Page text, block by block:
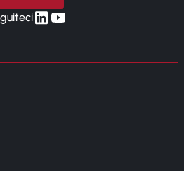
linkedin
yt